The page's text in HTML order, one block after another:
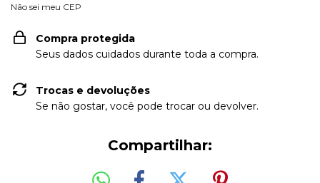
Não sei meu CEP
Compra protegida
Seus dados cuidados durante toda a compra.
Trocas e devoluções
Se não gostar, você pode trocar ou devolver.
Compartilhar: